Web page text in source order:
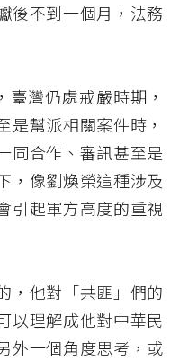
後不到一個月，法務
灣仍處戒嚴時期，
是幫派相關案件時，
同合作、審訊甚至是
，像劉煥榮這種涉及
引起軍方高度的重視
，他對「共匪」們的
以理解成他對中華民
外一個角度思考，或